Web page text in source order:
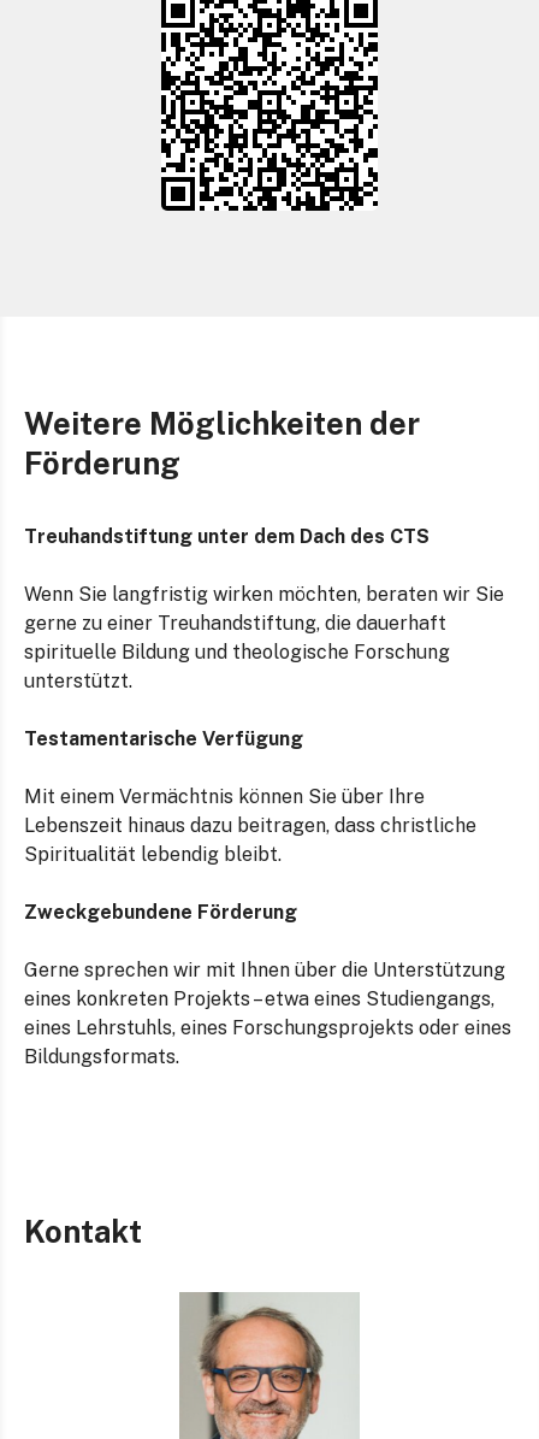
Weitere Möglichkeiten der
Förderung
Treuhandstiftung unter dem Dach des CTS
Wenn Sie langfristig wirken möchten, beraten wir Sie
gerne zu einer Treuhandstiftung, die dauerhaft
spirituelle Bildung und theologische Forschung
unterstützt.
Testamentarische Verfügung
Mit einem Vermächtnis können Sie über Ihre
Lebenszeit hinaus dazu beitragen, dass christliche
Spiritualität lebendig bleibt.
Zweckgebundene Förderung
Gerne sprechen wir mit Ihnen über die Unterstützung
eines konkreten Projekts – etwa eines Studiengangs,
eines Lehrstuhls, eines Forschungsprojekts oder eines
Bildungsformats.
Kontakt